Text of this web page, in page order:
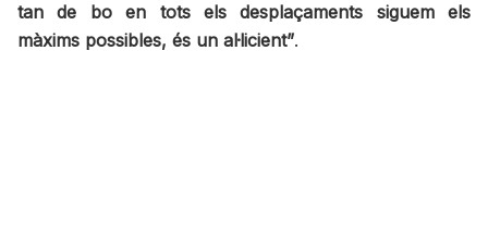
tan de bo en tots els desplaçaments siguem els
màxims possibles, és un al·licient”.